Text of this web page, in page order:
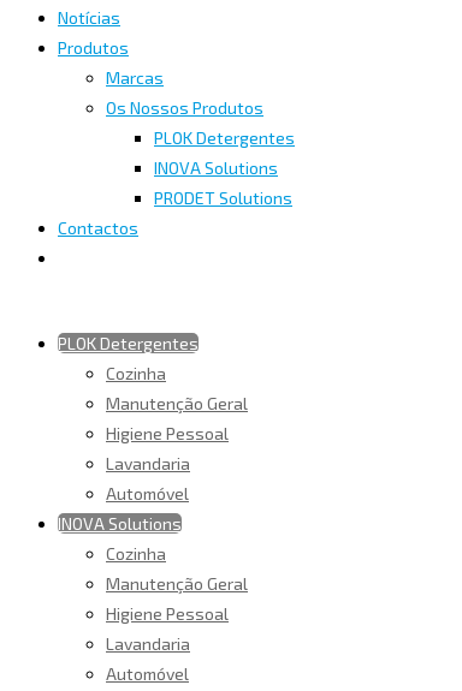
Notícias
Produtos
Marcas
Os Nossos Produtos
PLOK Detergentes
INOVA Solutions
PRODET Solutions
Contactos
PLOK Detergentes
Cozinha
Manutenção Geral
Higiene Pessoal
Lavandaria
Automóvel
INOVA Solutions
Cozinha
Manutenção Geral
Higiene Pessoal
Lavandaria
Automóvel